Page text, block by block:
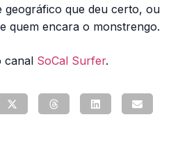
geográfico que deu certo, ou
quem encara o monstrengo.
canal SoCal Surfer.